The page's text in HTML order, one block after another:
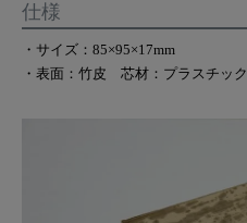
仕様
・サイズ：85×95×17mm
・表面：竹皮 芯材：プラスチック